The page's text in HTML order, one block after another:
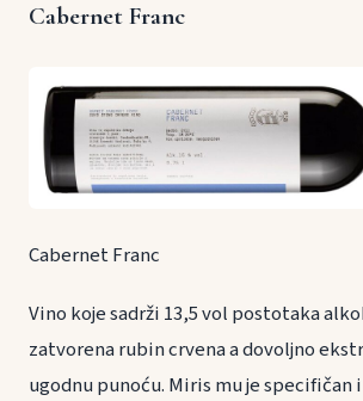
Cabernet Franc
Cabernet Franc
Vino koje sadrži 13,5 vol postotaka
zatvorena rubin crvena a dovoljno
ugodnu punoću. Miris mu je specifičan